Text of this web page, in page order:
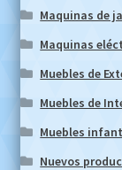
Maquinas de
Maquinas
Muebles de
Muebles de
Muebles
Nuevos